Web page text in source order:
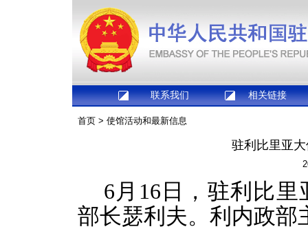
联系我们 相关链接
首页 > 使馆活动和最新信息
驻利比里亚
6月16日，驻利比
部长瑟利夫。利内政部